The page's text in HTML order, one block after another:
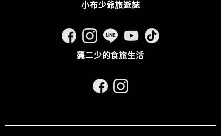
小布少爺旅遊誌
龔二少的食旅生活